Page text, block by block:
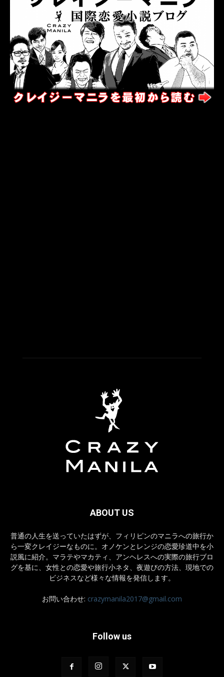
ABOUT US
普通の人生を送っていたはずが、フィリピンのマニラへの旅行か
ら一変クレイジーなものに。オノケンとレンジの恋愛珍道中を小
説風に紹介。マラテやマカティ、アンヘレスへの実際の旅行ブロ
グを基に、女性との恋愛や旅行小ネタ、夜遊びの方法、現地での
ビジネスなど様々な情報を発信します。
お問い合わせ: crazymanila2017@gmail.com
Follow us